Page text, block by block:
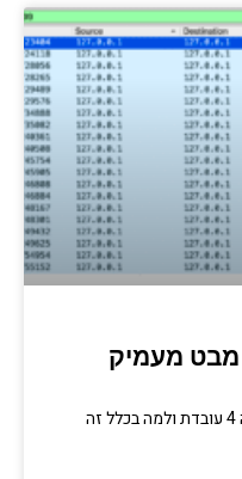
קריפטוגרפיה, ביצועים,
איך תקשורת udp בשכבה 4 עובדת ולמה בכלל זה